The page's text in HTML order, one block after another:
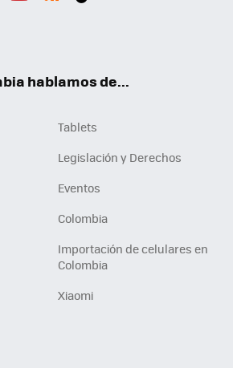
hablamos de...
Tablets
Legislación y Derechos
Eventos
Colombia
Importación de celulares en
Colombia
Xiaomi